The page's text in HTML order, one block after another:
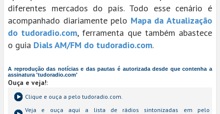
diferentes mercados do país. Todo esse cenário é
acompanhado diariamente pelo Mapa da Atualização
do tudoradio.com, ferramenta que também abastece
o guia Dials AM/FM do tudoradio.com.
A reprodução das notícias e das pautas é autorizada desde que contenha a
assinatura 'tudoradio.com'
Ouça e veja!:
Clique e ouça a pelo tudoradio.com.
Veja e ouça aqui a lista de rádios sintonizadas em pelo